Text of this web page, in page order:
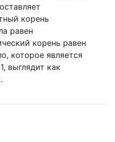
корень
равен
корень равен
которое является
выглядит как